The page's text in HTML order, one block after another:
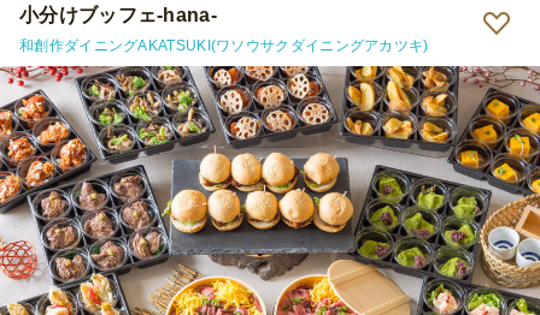
若問わずに肉ものが大好き。いろどりの工夫がなされているこちらの
お料理プランは、９個入りボックスで提供いただいたのですが、小さ
くても良いので、「このおかずは〇〇です」とわかるようなメニュー
のシールを、全部でなくて良いので、貼っていただけると、もっと売
れ行きが良くなったのではと思います。注文者本人は、「これタコラ
イスだな」というように見ればパッとわかるのですが、食べる人たち
は、見るだけではわからないものもあったようでした。例えば、タコ
ライスのカップがいくつも入っているパックの外装に小さくメニュー
のシールが貼ってあったら、食べるほうも楽しさがアップします。総
合的には、いろどりを良くして、おいしく食べられる工夫をされてい
る貴店のプランは、そのアイデアがとても良いと思いましたので、こ
れからも応援しております。
小分けブッフェ-hana-
和創作ダイニングAKATSUKI(ワソウサクダイニングアカツキ)